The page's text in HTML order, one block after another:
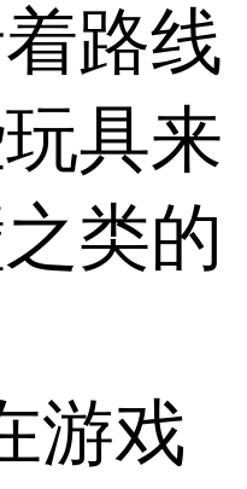
路线
具来
类的
游戏